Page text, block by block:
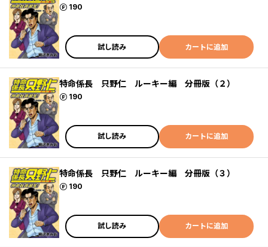
190
ポイント
試し読み カートに追加
特命係長 只野仁 ルーキー編 分冊版（２）
190
ポイント
試し読み カートに追加
特命係長 只野仁 ルーキー編 分冊版（３）
190
ポイント
試し読み カートに追加